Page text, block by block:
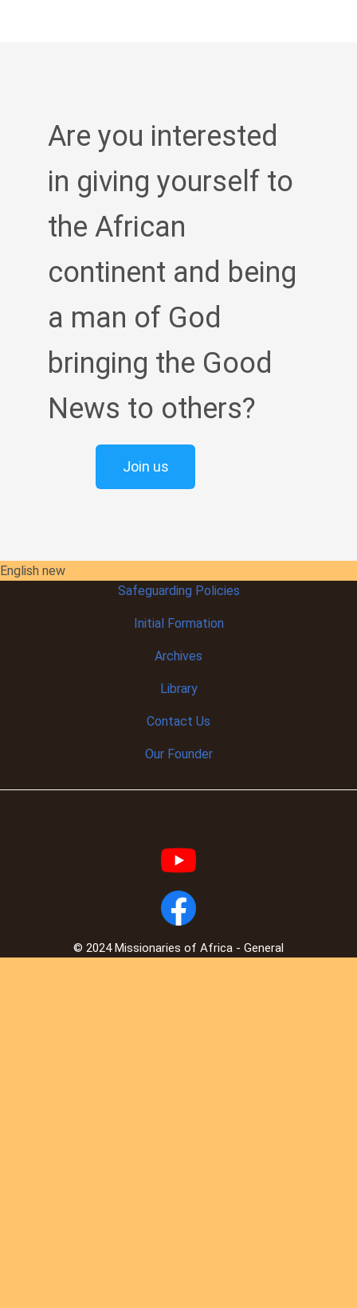
Are you interested
in giving yourself to
the African
continent and being
a man of God
bringing the Good
News to others?
Join us
English new
Safeguarding Policies
InitialFormation
Archives
Library
Contact Us
Our Founder
© 2024 Missionaries of Africa - General